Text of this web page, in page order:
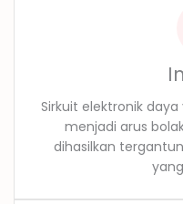
Sirkuit elektronik
menjadi arus
dihasilkan